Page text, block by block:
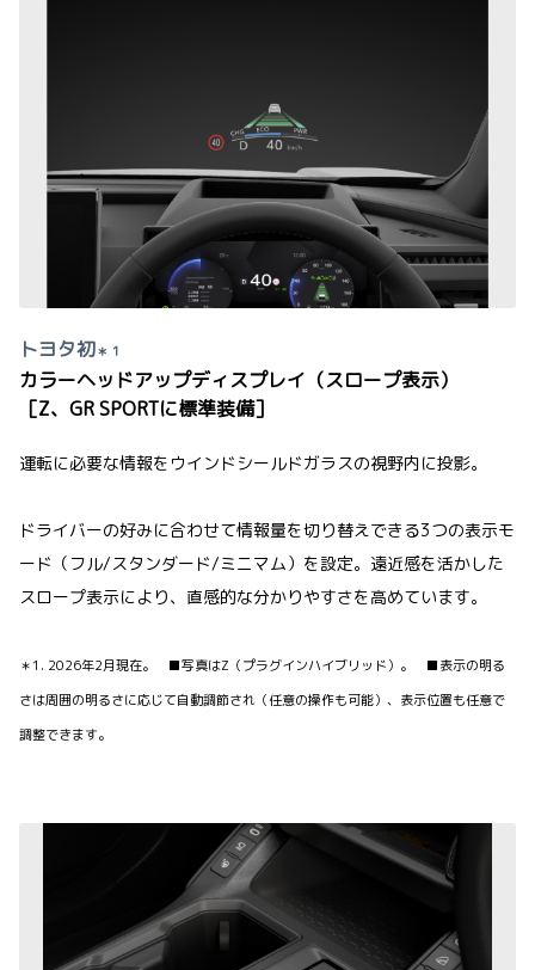
トヨタ初＊ 1
カラーヘッドアップディスプレイ（スロープ表示）
［Z、GR SPORTに標準装備］
運転に必要な情報をウインドシールドガラスの視野内に投影。
ドライバーの好みに合わせて情報量を切り替えできる3つの表示モ
ード（フル/スタンダード/ミニマム）を設定。遠近感を活かした
スロープ表示により、直感的な分かりやすさを高めています。
＊1. 2026年2月現在。 ■写真はZ（プラグインハイブリッド） 。 ■表示の明る
さは周囲の明るさに応じて自動調節され（任意の操作も可能）、表示位置も任意で
調整できます。